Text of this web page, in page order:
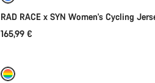
RAD RACE x SYN Women's Cycling
165,99 €